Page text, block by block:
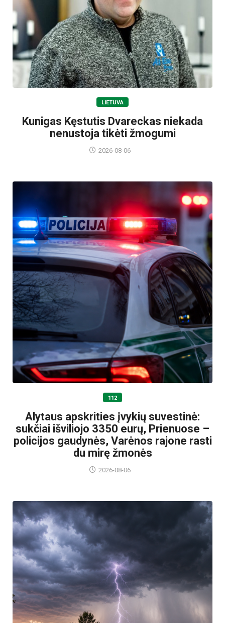
LIETUVA
Kunigas Kęstutis Dvareckas niekada
nenustoja tikėti žmogumi
2026-08-06
112
Alytaus apskrities įvykių suvestinė:
sukčiai išviliojo 3350 eurų, Prienuose –
policijos gaudynės, Varėnos rajone rasti
du mirę žmonės
2026-08-06